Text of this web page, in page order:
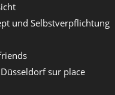
und Selbstverpflichtung
sur place